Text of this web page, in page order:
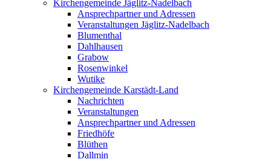
Kirchengemeinde Jäglitz-Nadelbach
Ansprechpartner und Adressen
Veranstaltungen Jäglitz-Nadelbach
Blumenthal
Dahlhausen
Grabow
Rosenwinkel
Wutike
Kirchengemeinde Karstädt-Land
Nachrichten
Veranstaltungen
Ansprechpartner und Adressen
Friedhöfe
Blüthen
Dallmin